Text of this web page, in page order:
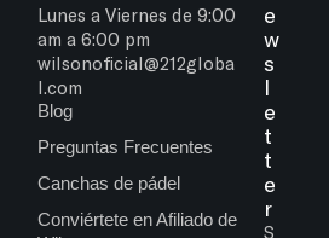
Lunes a Viernes de 9:00
am a 6:00 pm
wilsonoficial@212globa
l.com
Blog
Preguntas Frecuentes
Canchas de pádel
Conviértete en Afiliado de
e
w
s
l
e
t
t
e
r
S